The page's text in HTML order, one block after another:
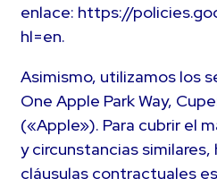
enlace: https://
hl=en.
Asimismo, utilizamos los
One Apple Park Way,
(«Apple»). Para cubrir el
y circunstancias
cláusulas contractuales